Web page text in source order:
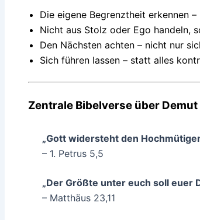
Die eigene Begrenztheit erkennen
Nicht aus Stolz oder Ego handeln,
Den Nächsten achten – nicht nur
Sich führen lassen – statt alles
Zentrale Bibelverse über Demut
„Gott widersteht den
– 1. Petrus 5,5
„Der Größte unter euch soll euer
– Matthäus 23,11